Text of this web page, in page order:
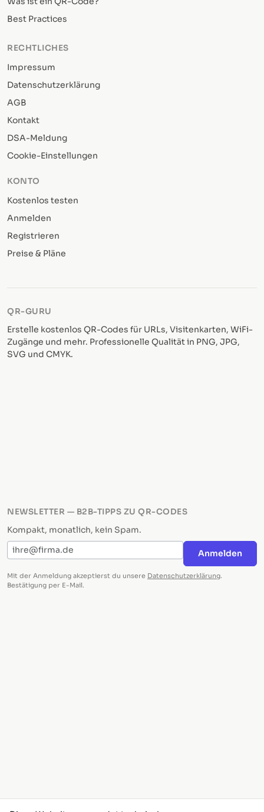
Best Practices
RECHTLICHES
Impressum
Datenschutzerklärung
AGB
Kontakt
DSA-Meldung
Cookie-Einstellungen
KONTO
Kostenlos testen
Anmelden
Registrieren
Preise & Pläne
QR-GURU
Erstelle kostenlos QR-Codes für URLs, Visitenkarten, WiFi-
Zugänge und mehr. Professionelle Qualität in PNG, JPG,
SVG und CMYK.
NEWSLETTER — B2B-TIPPS ZU QR-CODES
Kompakt, monatlich, kein Spam.
E-Mail-Adresse
Anmelden
Mit der Anmeldung akzeptierst du unsere Datenschutzerklärung.
Bestätigung per E-Mail.